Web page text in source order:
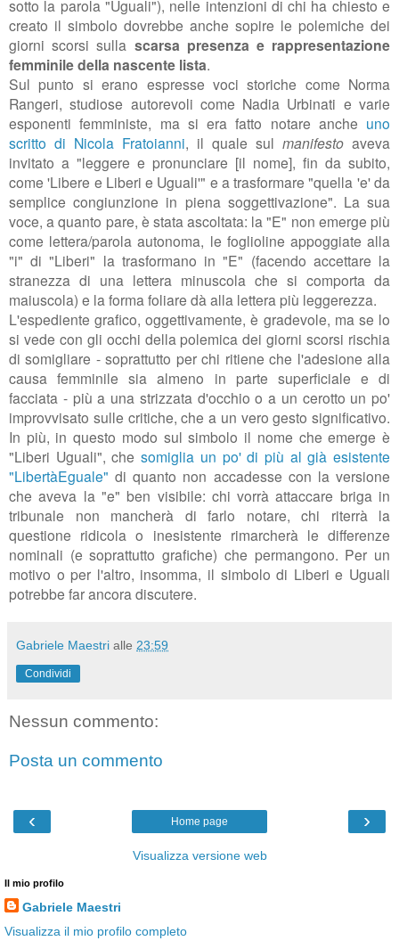
sotto la parola "Uguali"), nelle intenzioni di chi ha chiesto e
creato il simbolo dovrebbe anche sopire le polemiche dei
giorni scorsi sulla scarsa presenza e rappresentazione
femminile della nascente lista.
Sul punto si erano espresse voci storiche come Norma
Rangeri, studiose autorevoli come Nadia Urbinati e varie
esponenti femministe, ma si era fatto notare anche uno
scritto di Nicola Fratoianni, il quale sul manifesto aveva
invitato a "leggere e pronunciare [il nome], fin da subito,
come 'Libere e Liberi e Uguali'" e a trasformare "quella 'e' da
semplice congiunzione in piena soggettivazione". La sua
voce, a quanto pare, è stata ascoltata: la "E" non emerge più
come lettera/parola autonoma, le foglioline appoggiate alla
"i" di "Liberi" la trasformano in "E" (facendo accettare la
stranezza di una lettera minuscola che si comporta da
maiuscola) e la forma foliare dà alla lettera più leggerezza.
L'espediente grafico, oggettivamente, è gradevole, ma se lo
si vede con gli occhi della polemica dei giorni scorsi rischia
di somigliare - soprattutto per chi ritiene che l'adesione alla
causa femminile sia almeno in parte superficiale e di
facciata - più a una strizzata d'occhio o a un cerotto un po'
improvvisato sulle critiche, che a un vero gesto significativo.
In più, in questo modo sul simbolo il nome che emerge è
"Liberi Uguali", chesomiglia un po' di più al già esistente
"LibertàEguale" di quanto non accadesse con la versione
che aveva la "e" ben visibile: chi vorrà attaccare briga in
tribunale non mancherà di farlo notare, chi riterrà la
questione ridicola o inesistente rimarcherà le differenze
nominali (e soprattutto grafiche) che permangono. Per un
motivo o per l'altro, insomma, il simbolo di Liberi e Uguali
potrebbe far ancora discutere.
Gabriele Maestri alle 23:59
Condividi
Nessun commento:
Posta un commento
‹ ›
Home page
Visualizza versione web
Il mio profilo
Gabriele Maestri
Visualizza il mio profilo completo